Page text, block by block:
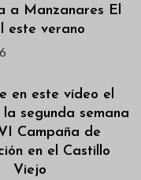
a Manzanares El
este verano
en este vídeo el
segunda semana
Campaña de
en el Castillo
Viejo